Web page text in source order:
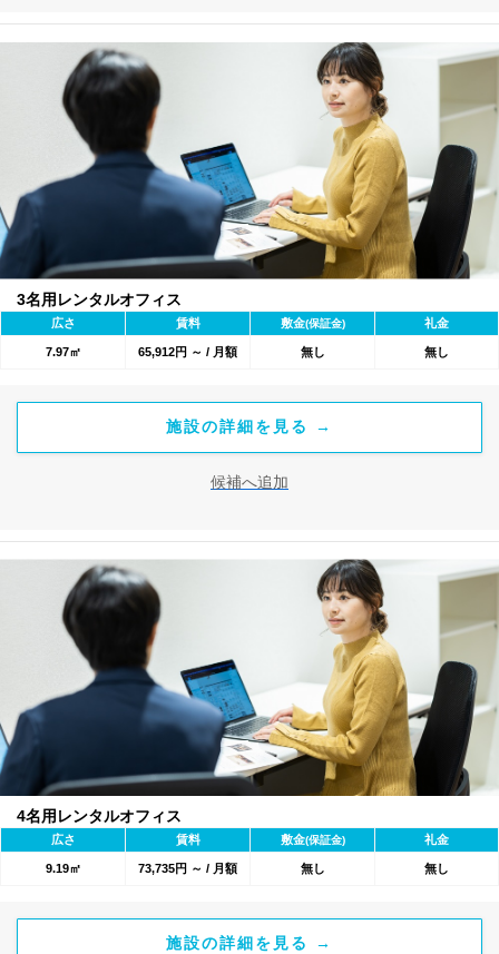
3名用レンタルオフィス
広さ 賃料 敷金(保証金) 礼金
7.97㎡ 65,912円 ～ / 月額 無し 無し
施設の詳細を見る →
候補へ追加
4名用レンタルオフィス
広さ 賃料 敷金(保証金) 礼金
9.19㎡ 73,735円 ～ / 月額 無し 無し
施設の詳細を見る →